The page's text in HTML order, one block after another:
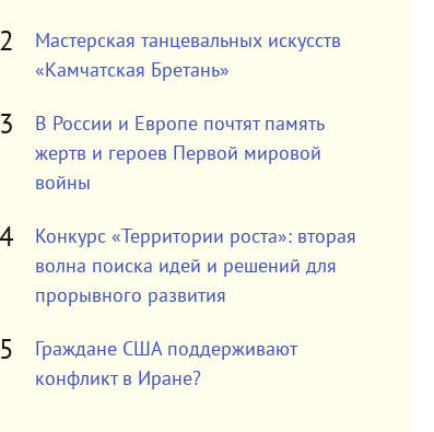
Мастерская танцевальных искусств
«Камчатская Бретань»
В России и Европе почтят память
жертв и героев Первой мировой
войны
Конкурс «Территории роста»: вторая
волна поиска идей и решений для
прорывного развития
Граждане США поддерживают
конфликт в Иране?